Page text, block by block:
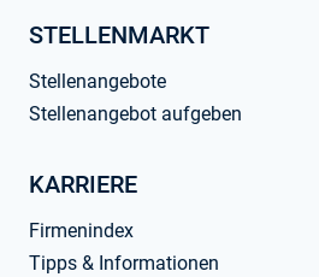
STELLENMARKT
Stellenangebote
Stellenangebot aufgeben
KARRIERE
Firmenindex
Tipps & Informationen